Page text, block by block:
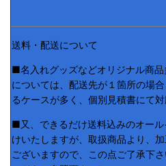
送料・配送について
■名入れグッズなどオリジナル商
については、配送先が１箇所の場
るケースが多く、個別見積書にて対
■又、できるだけ送料込みのオー
けいたしますが、取扱商品より、
ございますので、この点ご了承下